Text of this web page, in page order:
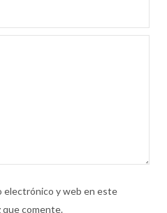
electrónico y web en este
que comente.